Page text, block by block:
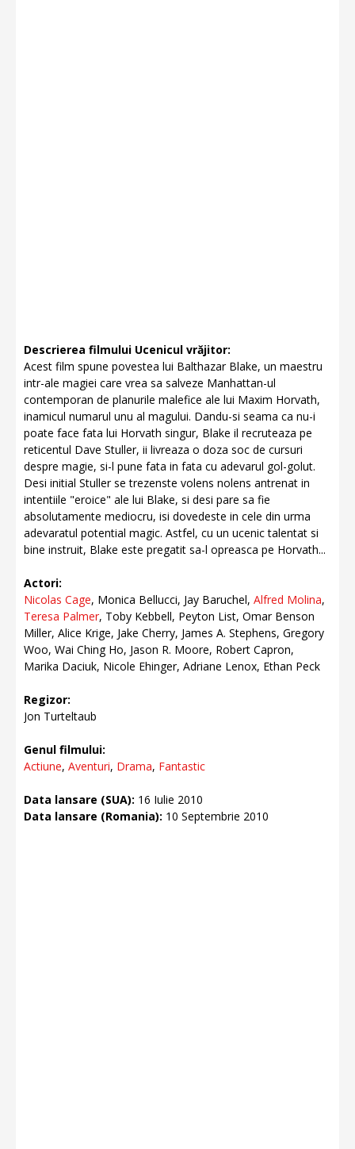
Descrierea filmului Ucenicul vrăjitor:
Acest film spune povestea lui Balthazar Blake, un maestru
intr-ale magiei care vrea sa salveze Manhattan-ul
contemporan de planurile malefice ale lui Maxim Horvath,
inamicul numarul unu al magului. Dandu-si seama ca nu-i
poate face fata lui Horvath singur, Blake il recruteaza pe
reticentul Dave Stuller, ii livreaza o doza soc de cursuri
despre magie, si-l pune fata in fata cu adevarul gol-golut.
Desi initial Stuller se trezenste volens nolens antrenat in
intentiile "eroice" ale lui Blake, si desi pare sa fie
absolutamente mediocru, isi dovedeste in cele din urma
adevaratul potential magic. Astfel, cu un ucenic talentat si
bine instruit, Blake este pregatit sa-l opreasca pe Horvath...
Actori:
Nicolas Cage, Monica Bellucci, Jay Baruchel, Alfred Molina,
Teresa Palmer, Toby Kebbell, Peyton List, Omar Benson
Miller, Alice Krige, Jake Cherry, James A. Stephens, Gregory
Woo, Wai Ching Ho, Jason R. Moore, Robert Capron,
Marika Daciuk, Nicole Ehinger, Adriane Lenox, Ethan Peck
Regizor:
Jon Turteltaub
Genul filmului:
Actiune, Aventuri, Drama, Fantastic
Data lansare (SUA): 16 Iulie 2010
Data lansare (Romania): 10 Septembrie 2010